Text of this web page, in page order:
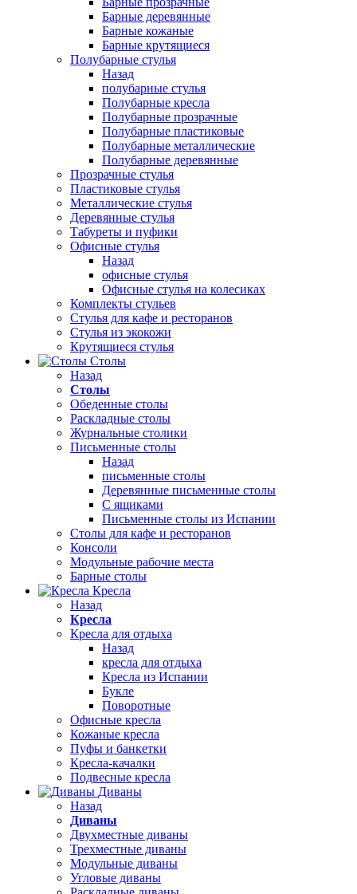
Барные деревянные
Барные кожаные
Барные крутящиеся
Полубарные стулья
Назад
полубарные стулья
Полубарные кресла
Полубарные прозрачные
Полубарные пластиковые
Полубарные металлические
Полубарные деревянные
Прозрачные стулья
Пластиковые стулья
Металлические стулья
Деревянные стулья
Табуреты и пуфики
Офисные стулья
Назад
офисные стулья
Офисные стулья на колесиках
Комплекты стульев
Стулья для кафе и ресторанов
Стулья из экокожи
Крутящиеся стулья
Столы
Назад
Столы
Обеденные столы
Раскладные столы
Журнальные столики
Письменные столы
Назад
письменные столы
Деревянные письменные столы
С ящиками
Письменные столы из Испании
Столы для кафе и ресторанов
Консоли
Модульные рабочие места
Барные столы
Кресла
Назад
Кресла
Кресла для отдыха
Назад
кресла для отдыха
Кресла из Испании
Букле
Поворотные
Офисные кресла
Кожаные кресла
Пуфы и банкетки
Кресла-качалки
Подвесные кресла
Диваны
Назад
Диваны
Двухместные диваны
Трехместные диваны
Модульные диваны
Угловые диваны